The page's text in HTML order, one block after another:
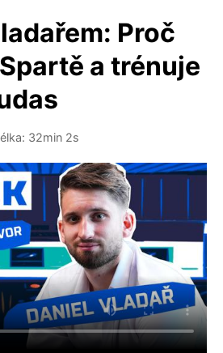
Proč
a trénuje
32min 2s